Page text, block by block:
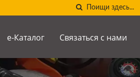
e-Каталог Связаться с нами